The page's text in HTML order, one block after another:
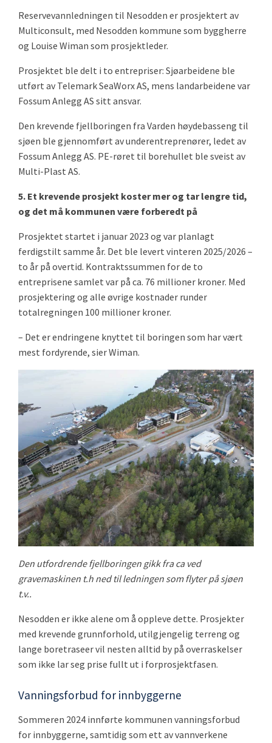
Reservevannledningen til Nesodden er prosjektert av
Multiconsult, med Nesodden kommune som byggherre
og Louise Wiman som prosjektleder.
Prosjektet ble delt i to entrepriser: Sjøarbeidene ble
utført av Telemark SeaWorx AS, mens landarbeidene var
Fossum Anlegg AS sitt ansvar.
Den krevende fjellboringen fra Varden høydebasseng til
sjøen ble gjennomført av underentreprenører, ledet av
Fossum Anlegg AS. PE-røret til borehullet ble sveist av
Multi-Plast AS.
5. Et krevende prosjekt koster mer og tar lengre tid,
og det må kommunen være forberedt på
Prosjektet startet i januar 2023 og var planlagt
ferdigstilt samme år. Det ble levert vinteren 2025/2026 –
to år på overtid. Kontraktssummen for de to
entreprisene samlet var på ca. 76 millioner kroner. Med
prosjektering og alle øvrige kostnader runder
totalregningen 100 millioner kroner.
– Det er endringene knyttet til boringen som har vært
mest fordyrende, sier Wiman.
Den utfordrende fjellboringen gikk fra ca ved
gravemaskinen t.h ned til ledningen som flyter på sjøen
t.v..
Nesodden er ikke alene om å oppleve dette. Prosjekter
med krevende grunnforhold, utilgjengelig terreng og
lange boretraseer vil nesten alltid by på overraskelser
som ikke lar seg prise fullt ut i forprosjektfasen.
Vanningsforbud for innbyggerne
Sommeren 2024 innførte kommunen vanningsforbud
for innbyggerne, samtidig som ett av vannverkene